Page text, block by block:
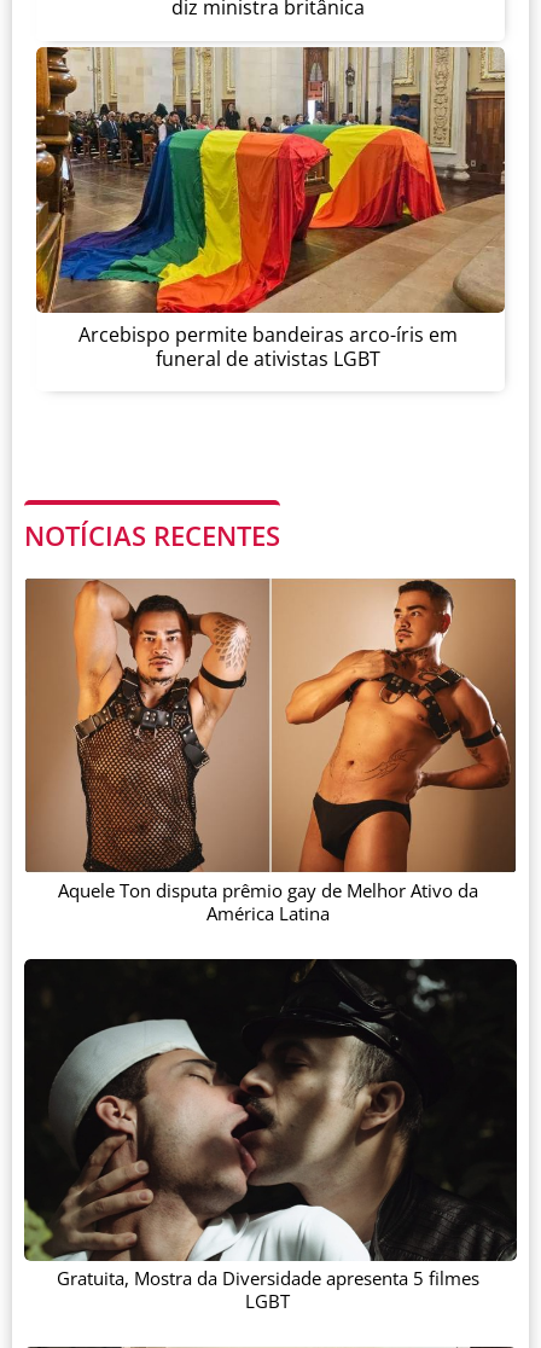
diz ministra britânica
Arcebispo permite bandeiras arco-íris em
funeral de ativistas LGBT
NOTÍCIAS RECENTES
Aquele Ton disputa prêmio gay de Melhor Ativo da
América Latina
Gratuita, Mostra da Diversidade apresenta 5 filmes
LGBT